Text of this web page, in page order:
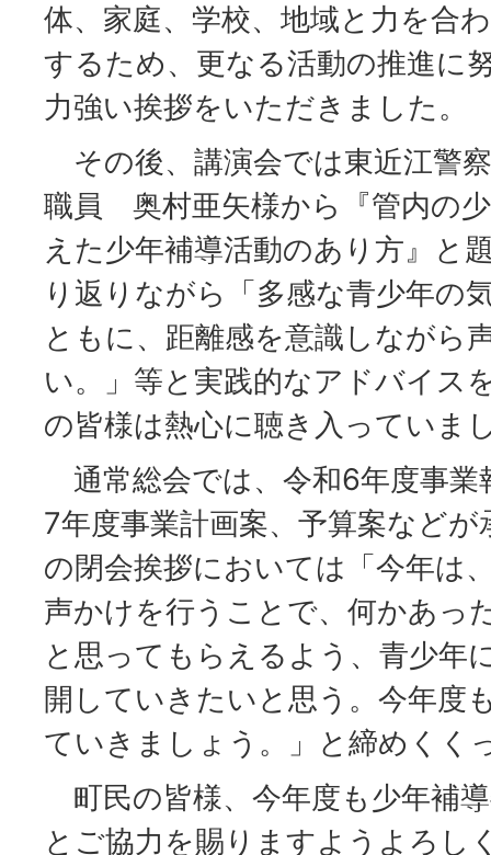
体、家庭、学校、地域と力を合
するため、更なる活動の推進に
力強い挨拶をいただきました。
その後、講演会では東近江警
職員 奥村亜矢様から『管内の
えた少年補導活動のあり方』と
り返りながら「多感な青少年の
ともに、距離感を意識しながら
い。」等と実践的なアドバイス
の皆様は熱心に聴き入っていま
通常総会では、令和6年度事業
7年度事業計画案、予算案など
の閉会挨拶においては「今年は
声かけを行うことで、何かあっ
と思ってもらえるよう、青少年
開していきたいと思う。今年度
ていきましょう。」と締めくく
町民の皆様、今年度も少年補
とご協力を賜りますようよろし